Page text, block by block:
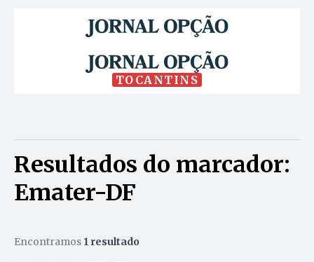
TOCANTINS
Resultados do marcador:
Emater-DF
Encontramos 1 resultado